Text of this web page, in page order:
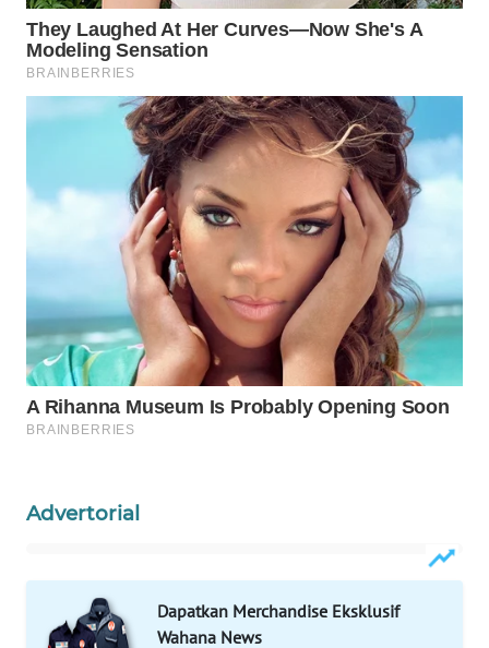
Advertorial
Dapatkan Merchandise Eksklusif
Wahana News
WALINKI
ID
MAWAKA
MARTABAT
WATCH
MKLI
LPKKI
PORTAL
KONSUMEN